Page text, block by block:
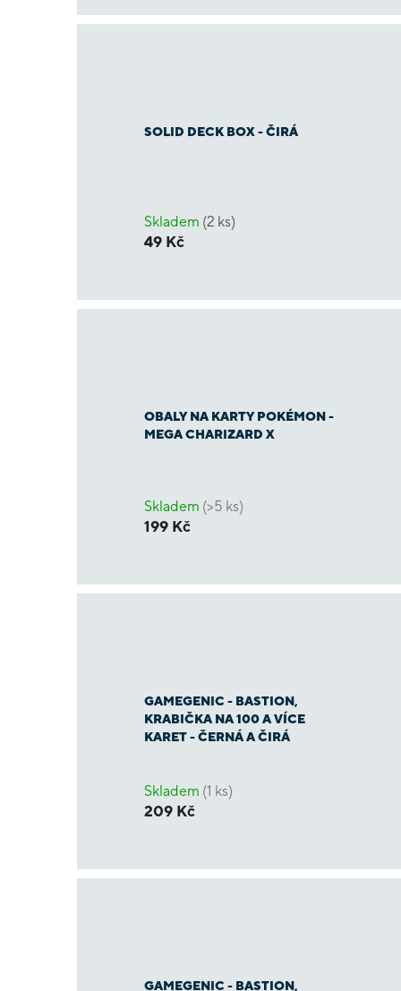
SOLID DECK BOX - ČIRÁ
Skladem (2 ks)
49 Kč
OBALY NA KARTY POKÉMON -
MEGA CHARIZARD X
Skladem (>5 ks)
199 Kč
GAMEGENIC - BASTION,
KRABIČKA NA 100 A VÍCE
KARET - ČERNÁ A ČIRÁ
Skladem (1 ks)
209 Kč
GAMEGENIC - BASTION,